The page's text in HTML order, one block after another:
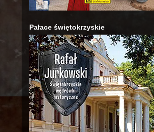
Pałace świętokrzyskie